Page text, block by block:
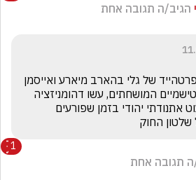
הגיב/ה תגובה אחת
החוק
1
ה תגובה אחת